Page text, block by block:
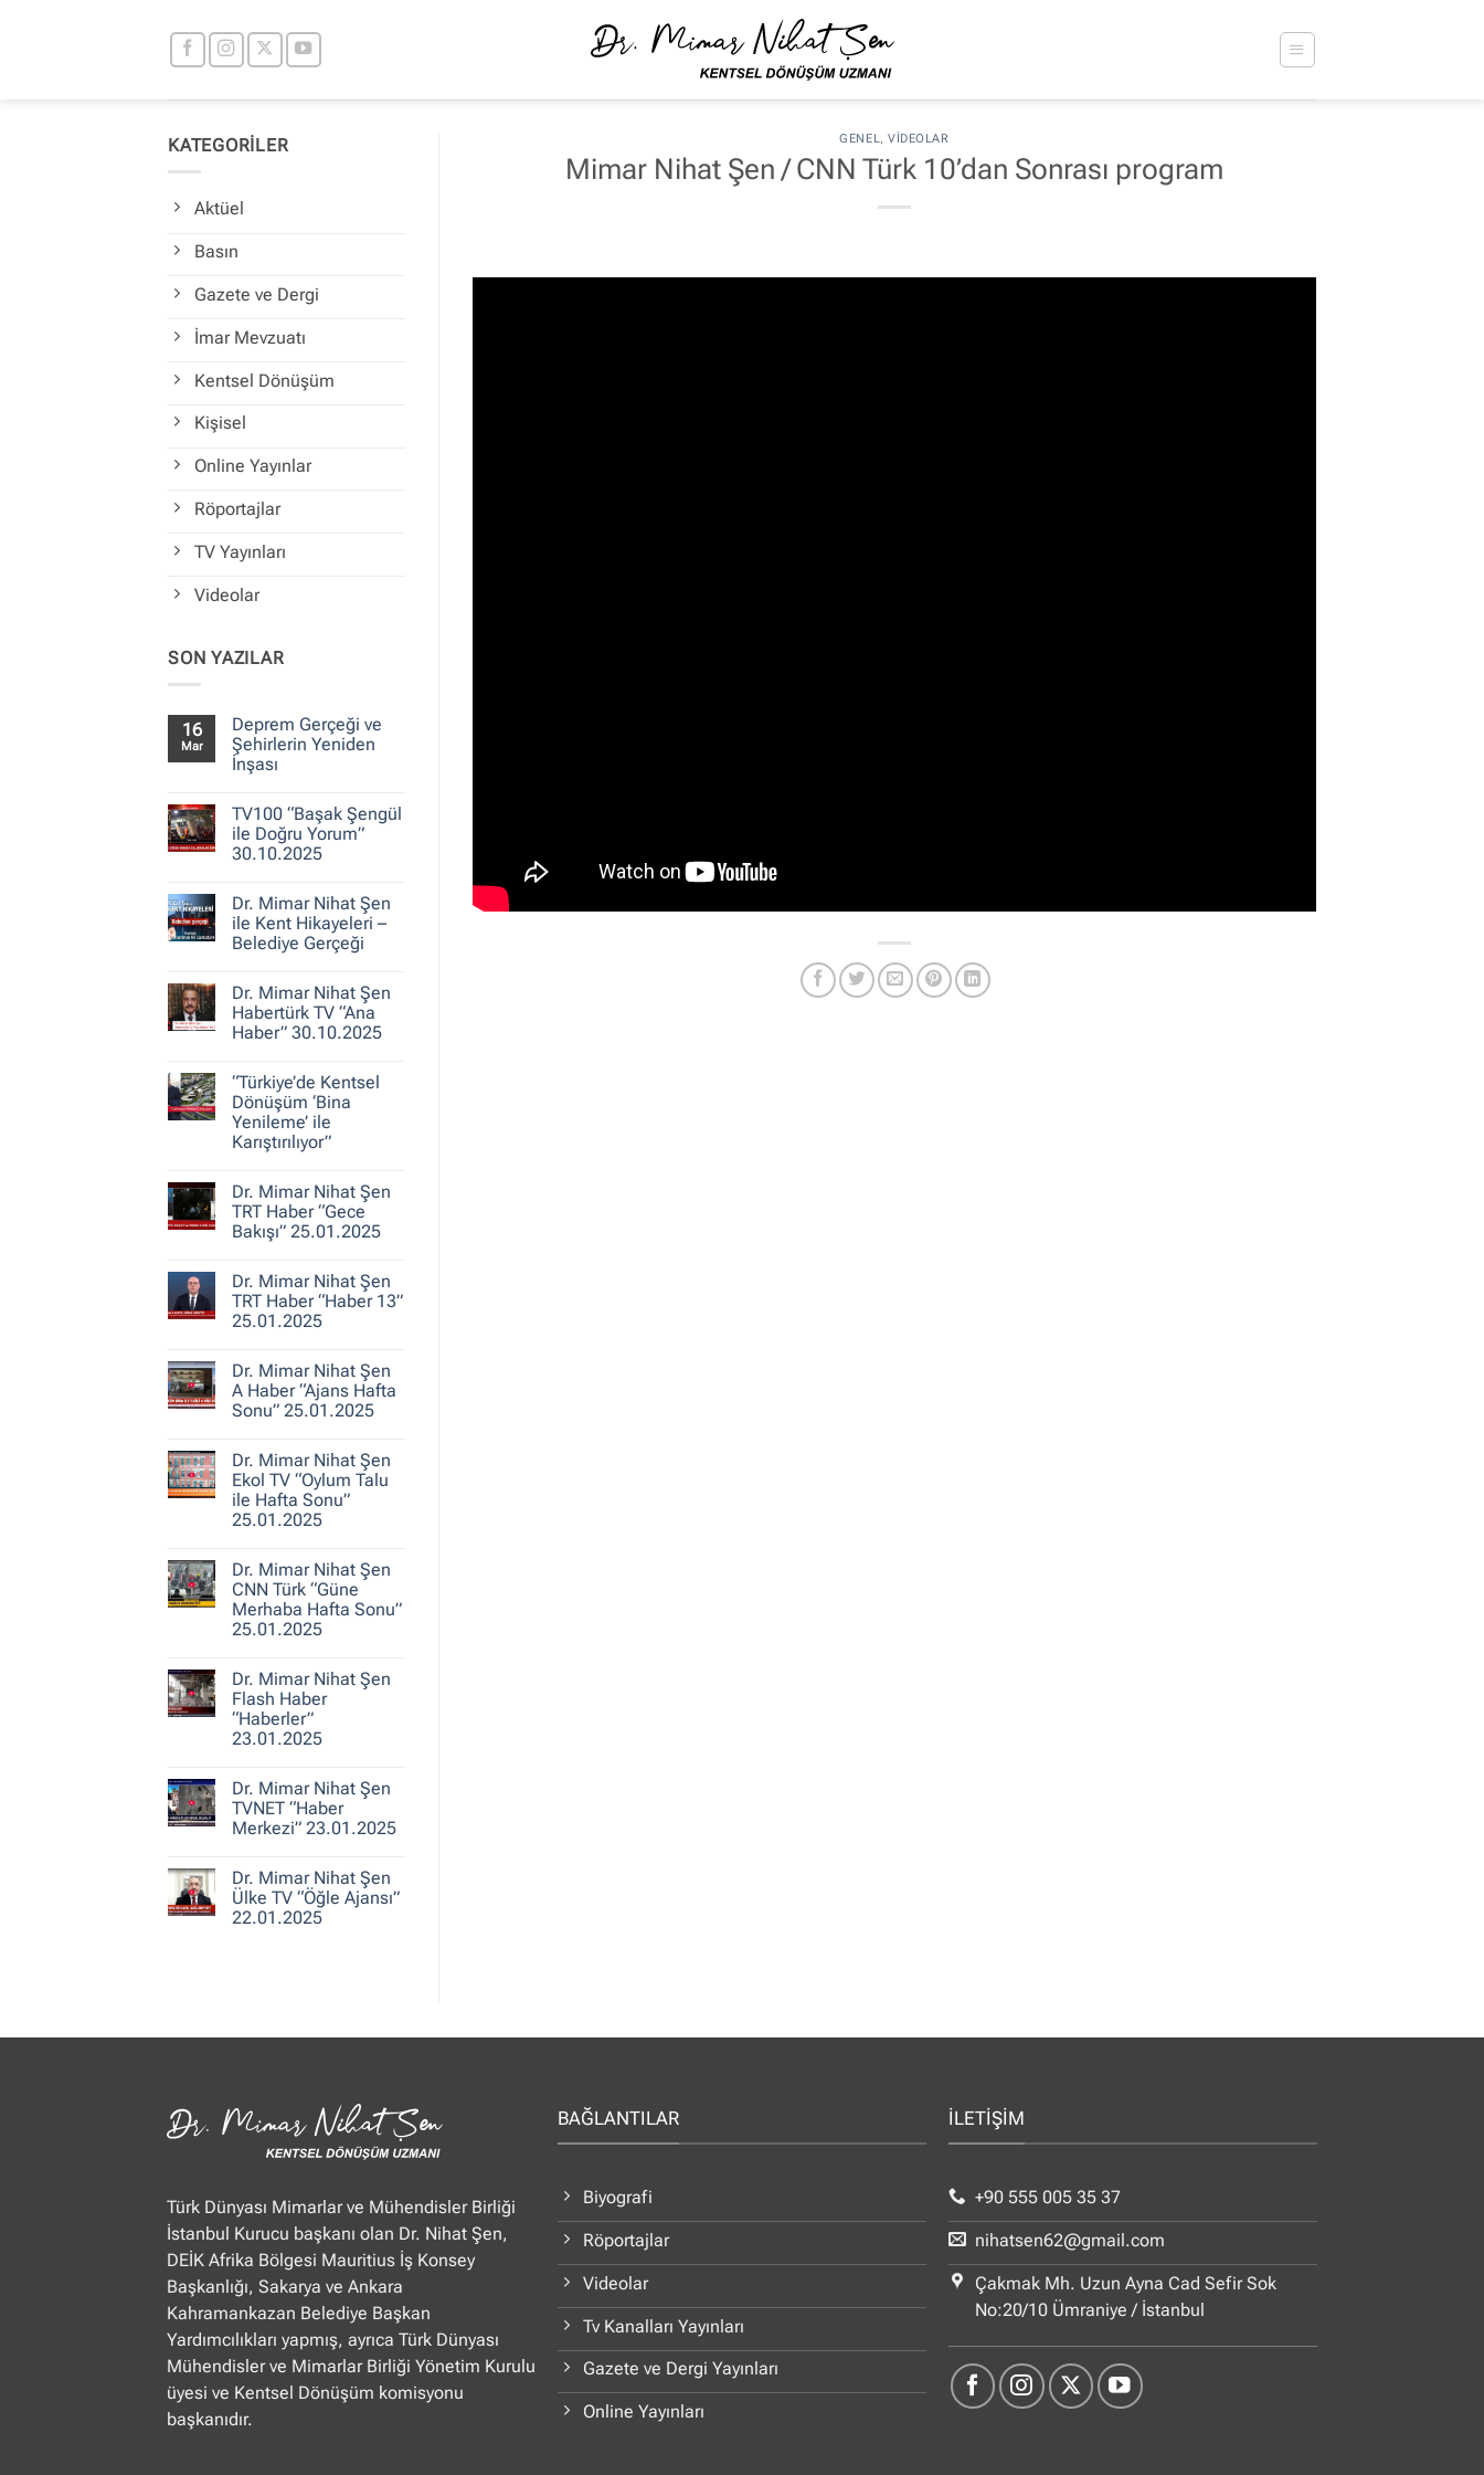
KATEGORİLER
Aktüel
Basın
Gazete ve Dergi
İmar Mevzuatı
Kentsel Dönüşüm
Kişisel
Online Yayınlar
Röportajlar
TV Yayınları
Videolar
SON YAZILAR
16
Mar
Deprem Gerçeği ve
Şehirlerin Yeniden
İnşası
Deprem
Gerçeği
ve
Şehirlerin
TV100 “Başak Şengül
ile Doğru Yorum”
30.10.2025
TV100
“Başak
Şengül
ile
30.10.2025
Dr. Mimar Nihat Şen
ile Kent Hikayeleri –
Belediye Gerçeği
Dr.
Mimar
Nihat
Şen
Hikayeleri
–
Belediye
Gerçeği
Dr. Mimar Nihat Şen
Habertürk TV “Ana
Haber” 30.10.2025
Dr.
Mimar
Nihat
Şen
Habertürk
Haber”
30.10.2025
“Türkiye’de Kentsel
Dönüşüm ‘Bina
Yenileme’ ile
Karıştırılıyor”
“Türkiye’de
Kentsel
Dönüşüm
‘Bina
Karıştırılıyor”
Dr. Mimar Nihat Şen
TRT Haber “Gece
Bakışı” 25.01.2025
Dr.
Mimar
Nihat
Şen
“Gece
Bakışı”
25.01.2025
Dr. Mimar Nihat Şen
TRT Haber “Haber 13”
25.01.2025
Dr.
Mimar
Nihat
Şen
“Haber
13”
25.01.2025
Dr. Mimar Nihat Şen
A Haber “Ajans Hafta
Sonu” 25.01.2025
Dr.
Mimar
Nihat
Şen
A
Hafta
Sonu”
25.01.2025
Dr. Mimar Nihat Şen
Ekol TV “Oylum Talu
ile Hafta Sonu”
25.01.2025
Dr.
Mimar
Nihat
Şen
Ekol
Talu
ile
Hafta
Sonu”
25.01.2025
Dr. Mimar Nihat Şen
CNN Türk “Güne
Merhaba Hafta Sonu”
25.01.2025
Dr.
Mimar
Nihat
Şen
CNN
Merhaba
Hafta
Sonu”
25.01.2025
Dr. Mimar Nihat Şen
Flash Haber
“Haberler”
23.01.2025
Dr.
Mimar
Nihat
Şen
“Haberler”
23.01.2025
Dr. Mimar Nihat Şen
TVNET “Haber
Merkezi” 23.01.2025
Dr.
Mimar
Nihat
Şen
Dr. Mimar Nihat Şen
Ülke TV “Öğle Ajansı”
22.01.2025
TV
GENEL,VIDEOLAR
Mimar Nihat Şen / CNN Türk 10’dan Sonrası program
Türk Dünyası Mimarlar ve Mühendisler Birliği
İstanbul Kurucu başkanı olan Dr. Nihat Şen,
DEİK Afrika Bölgesi Mauritius İş Konsey
Başkanlığı, Sakarya ve Ankara
Kahramankazan Belediye Başkan
Yardımcılıkları yapmış, ayrıca Türk Dünyası
Mühendisler ve Mimarlar Birliği Yönetim Kurulu
üyesi ve Kentsel Dönüşüm komisyonu
başkanıdır.
BAĞLANTILAR
Biyografi
Röportajlar
Videolar
Tv Kanalları Yayınları
Gazete ve Dergi Yayınları
Online Yayınları
İLETİŞİM
+90 555 005 35 37
nihatsen62@gmail.com
Çakmak Mh. Uzun Ayna Cad Sefir Sok
No:20/10 Ümraniye / İstanbul